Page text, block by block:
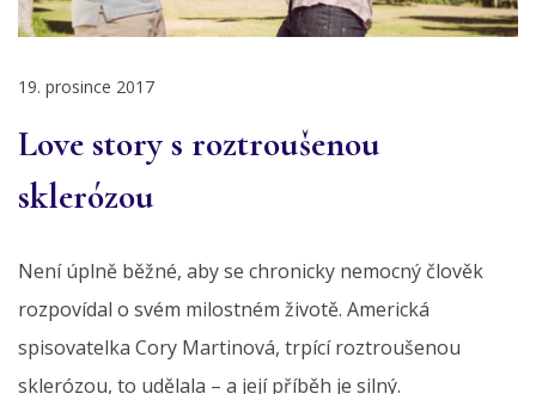
19. prosince 2017
Love story s roztroušenou
sklerózou
Není úplně běžné, aby se chronicky nemocný člověk
rozpovídal o svém milostném životě. Americká
spisovatelka Cory Martinová, trpící roztroušenou
sklerózou, to udělala – a její příběh je silný.